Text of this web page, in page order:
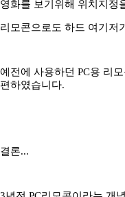
영화를 보기위해 위치지정
리모콘으로도 하드 여기저
예전에 사용하던 PC용 리
편하였습니다.
결론...